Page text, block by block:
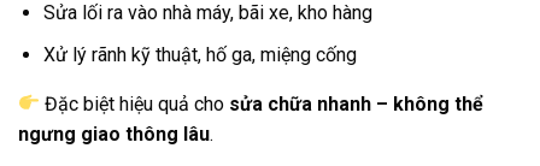
Sửa lối ra vào nhà máy, bãi xe, kho hàng
Xử lý rãnh kỹ thuật, hố ga, miệng cống
Đặc biệt hiệu quả cho sửa chữa nhanh – không thể
ngưng giao thông lâu.